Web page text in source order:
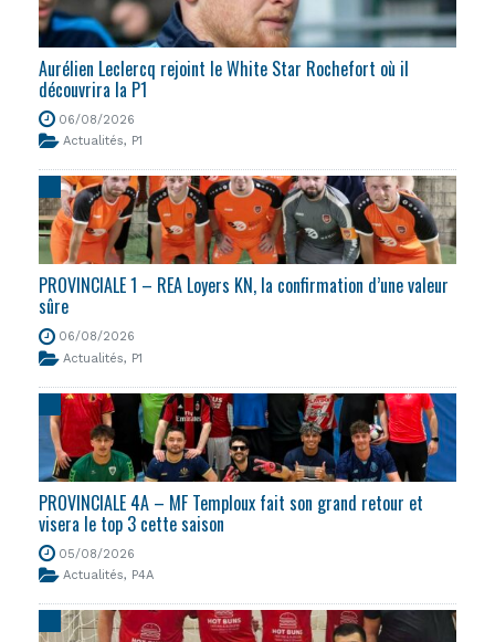
Aurélien Leclercq rejoint le White Star Rochefort où il
découvrira la P1
06/08/2026
Actualités, P1
PROVINCIALE 1 – REA Loyers KN, la confirmation d’une valeur
sûre
06/08/2026
Actualités, P1
PROVINCIALE 4A – MF Temploux fait son grand retour et
visera le top 3 cette saison
05/08/2026
Actualités, P4A